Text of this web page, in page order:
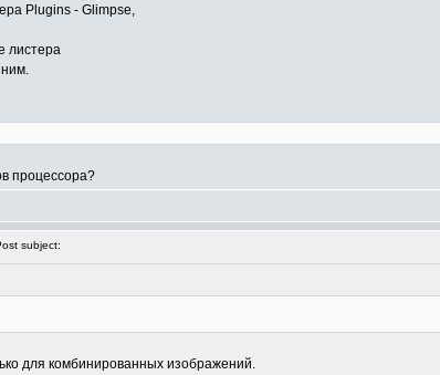
Plugins - Glimpse,
листера
ним.
процессора?
subject:
для комбинированных изображений.